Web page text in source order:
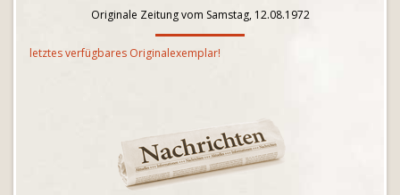
Originale Zeitung vom Samstag, 12.08.1972
letztes verfügbares Originalexemplar!